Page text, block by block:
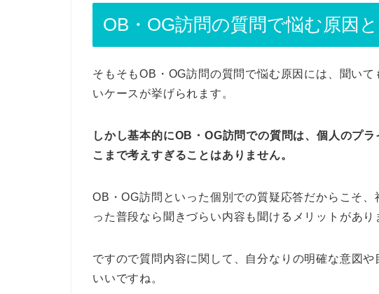
OB・OG訪問の質問で悩む原因と
そもそもOB・OG訪問の質問で悩む原因には、聞い
いケースが挙げられます。
しかし基本的にOB・OG訪問での質問は、個人のプ
こまで考えすぎることはありません。
OB・OG訪問といった個別での質疑応答だからこそ
った普段なら聞きづらい内容も聞けるメリットがあり
ですので質問内容に関して、自分なりの明確な意図
いいですね。